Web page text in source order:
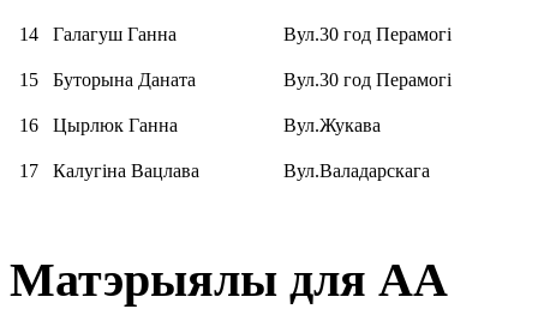
14 Галагуш Ганна Вул.30 год Перамогі
15 Буторына Даната Вул.30 год Перамогі
16 Цырлюк Ганна Вул.Жукава
17 Калугіна Вацлава Вул.Валадарскага
Матэрыялы для АА